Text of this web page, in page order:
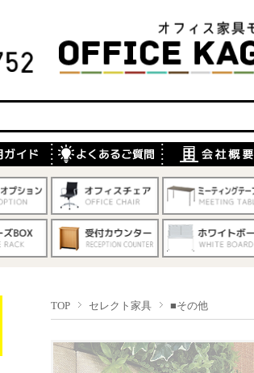
TOP セレクト家具 ■その他